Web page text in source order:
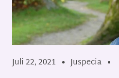
Juli 22, 2021 Juspecia